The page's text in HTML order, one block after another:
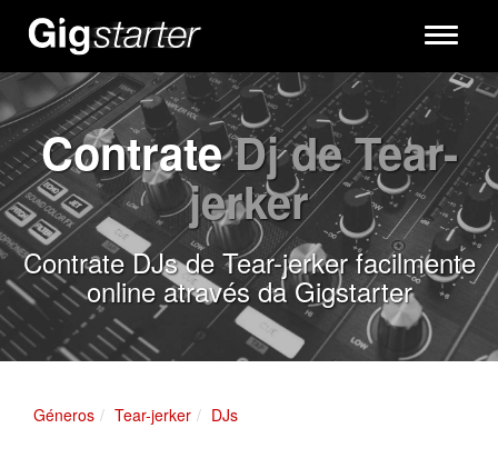
Toggle
ContrateDj de Tear-
jerker
Contrate DJs de Tear-jerker facilmente
online através da Gigstarter
Géneros Tear-jerker DJs